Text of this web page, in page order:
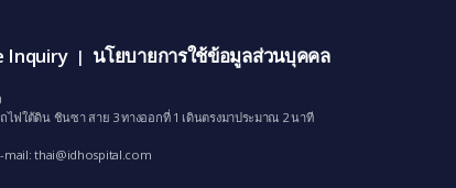
Inquiry | นโยบายการใช้ข้อมูลส่วนบุคคล
ไฟใต้ดิน ชินซา สาย 3 ทางออกที่ 1 เดินตรงมาประมาณ 2 นาที
mail:thai@idhospital.com